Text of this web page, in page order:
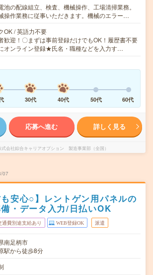
池の配線組立、検査、機械操作、工場清掃業務。
操作業務に従事いただきます。機械のエラー…
OK / 英語力不要
迎！〇まずは事前登録だけでもOK！履歴書不要
オンライン登録★氏名・職種などを入力す…
30代 40代 50代 60代
応募へ進む 詳しく見る
式会社綜合キャリアオプション 製造事業部（全国）
07
も安心○】レントゲン用パネルの
・データ入力/日払いOK
通費別途支給あり WEB登録OK 派遣
南足柄市
駅から徒歩8分